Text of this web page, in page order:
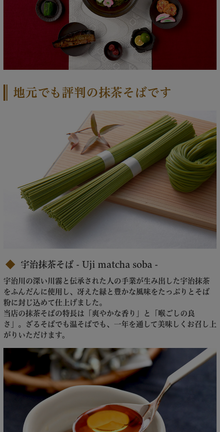
地元でも評判の抹茶そばです
宇治抹茶そば - Uji matcha soba -
宇治川の深い川霧と伝承された人の手業が生み出した宇治抹茶
をふんだんに使用し、冴えた緑と豊かな風味をたっぷりとそば
粉に封じ込めて仕上げました。
当店の抹茶そばの特長は「爽やかな香り」と「喉ごしの良
さ」。ざるそばでも温そばでも、一年を通して美味しくお召し上
がりいただけます。